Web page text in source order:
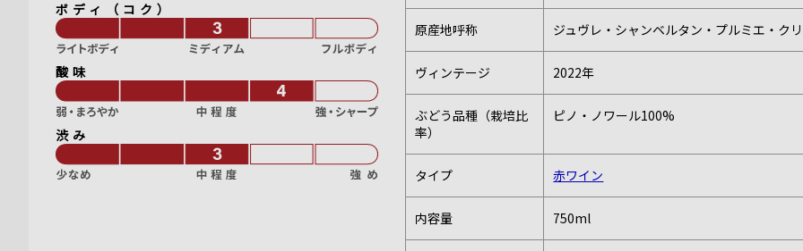
ボディ（コク）
酸味
渋み
原産地呼称 ジュヴレ・シャンベルタン・プルミエ・ク
ヴィンテージ 2022年
ぶどう品種（栽培比
率）
ピノ・ノワール100%
タイプ 赤ワイン
内容量 750ml